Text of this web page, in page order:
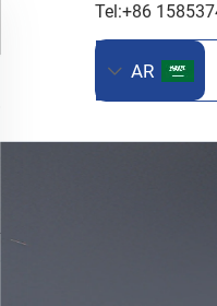
Tel:+86
AR